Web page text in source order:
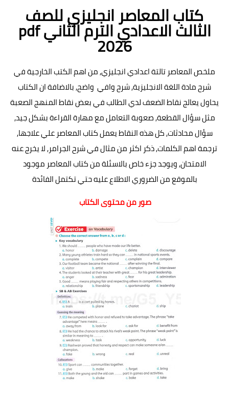
كتاب المعاصر انجليزي للصف
الثالث الاعدادي الترم الثاني pdf
2026
ملخص المعاصر تالتة اعدادي انجليزي, من اهم الكتب الخارجية في
شرح مادة اللغة الانجليزية, شرح وافي واضح, بالاضافة ان الكتاب
يحاول يعالج نقاط الضعف لدي الطالب في بعض نقاط المنهج الصعبة
مثل سؤال القطعة, صعوبة التعامل مع مهارة القراءة بشكل جيد,
سؤال محادثات, كل هذه النقاط يعمل كتاب المعاصر علي علاجها,
ترجمة اهم الكلمات, ذكر اكثر من مثال في شرح الجرامر, لا يخرج عنه
الامتحان, ويوجد جزء خاص بالاسئلة من كتاب المعاصر موجود
بالموقع من الضروري الاطلاع عليه حتي تكتمل الفائدة
صور من محتوى الكتاب